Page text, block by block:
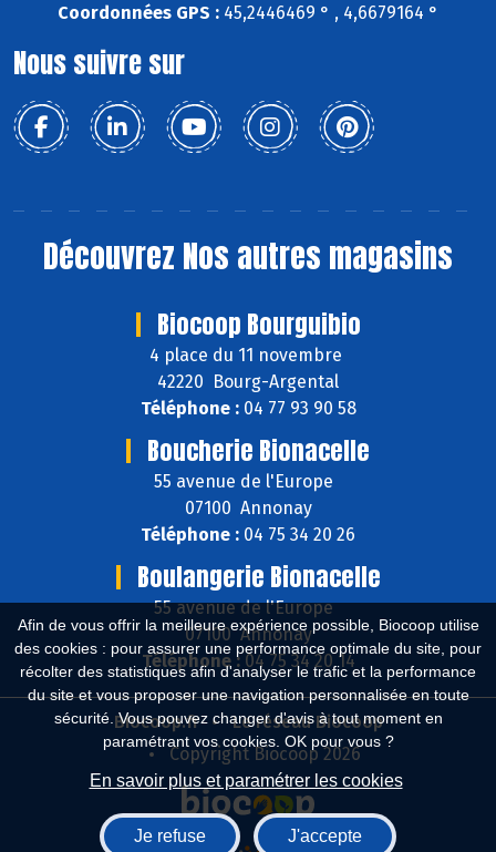
Afin de vous offrir la meilleure expérience possible, Biocoop utilise
des cookies : pour assurer une performance optimale du site, pour
récolter des statistiques afin d'analyser le trafic et la performance
du site et vous proposer une navigation personnalisée en toute
sécurité. Vous pouvez changer d'avis à tout moment en
paramétrant vos cookies. OK pour vous ?
En savoir plus et paramétrer les cookies
Je refuse J'accepte
Coordonnées GPS : 45,2446469 ° , 4,6679164 °
Nous suivre sur
Découvrez Nos autres magasins
Biocoop Bourguibio
4 place du 11 novembre
42220 Bourg-Argental
Téléphone :04 77 93 90 58
Boucherie Bionacelle
55 avenue de l'Europe
07100 Annonay
Téléphone : 04 75 34 20 26
Boulangerie Bionacelle
55 avenue de l'Europe
07100 Annonay
Téléphone :04 75 34 20 14
Biocoop.fr
Le réseau Biocoop
Copyright Biocoop 2026